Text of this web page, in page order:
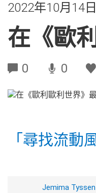
2022年10月14日
在《歐
0 0
「尋找流動
Jemima